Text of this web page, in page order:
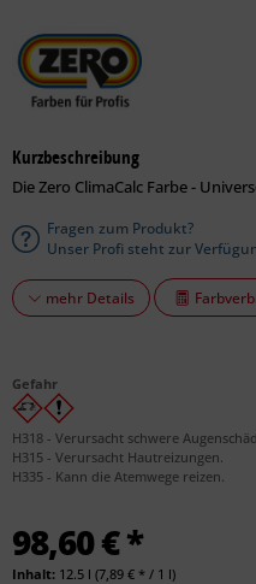
Kurzbeschreibung
Die Zero ClimaCalc Farbe -
Fragen zum Produkt?
Unser Profi steht zur
mehr Details
Gefahr
H318 - Verursacht schwere
H315 - Verursacht Hautreizungen.
H335 - Kann die Atemwege reizen.
98,60 € *
Inhalt: 12.5 l (7,89 € * / 1 l)